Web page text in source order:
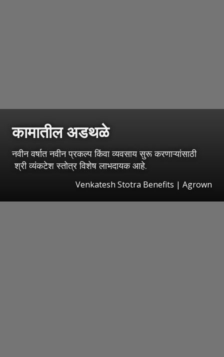
कामातील अडथळे
नवीन वर्षात नवीन प्रकल्प किंवा व्यवसाय सुरू करणाऱ्यांसाठी
श्री व्यंकटेश स्तोत्र विशेष लाभदायक आहे.
Venkatesh Stotra Benefits | Agrown